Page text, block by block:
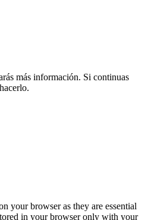
más información. Si continuas
your browser as they are essential
in your browser only with your